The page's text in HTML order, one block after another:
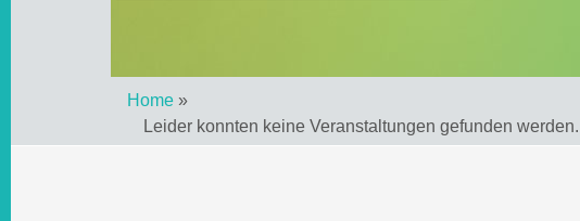
Home »
Leider konnten keine Veranstaltungen gefunden werden.